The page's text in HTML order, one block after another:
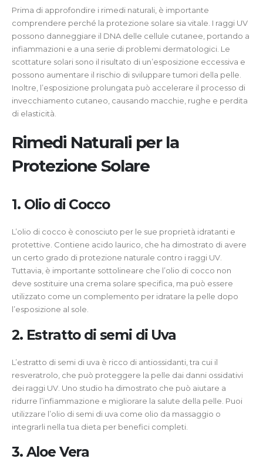
Prima di approfondire i rimedi naturali, è importante
comprendere perché la protezione solare sia vitale. I raggi UV
possono danneggiare il DNA delle cellule cutanee, portando a
infiammazioni e a una serie di problemi dermatologici. Le
scottature solari sono il risultato di un’esposizione eccessiva e
possono aumentare il rischio di sviluppare tumori della pelle.
Inoltre, l’esposizione prolungata può accelerare il processo di
invecchiamento cutaneo, causando macchie, rughe e perdita
di elasticità.
Rimedi Naturali per la
Protezione Solare
1. Olio di Cocco
L’olio di cocco è conosciuto per le sue proprietà idratanti e
protettive. Contiene acido laurico, che ha dimostrato di avere
un certo grado di protezione naturale contro i raggi UV.
Tuttavia, è importante sottolineare che l’olio di cocco non
deve sostituire una crema solare specifica, ma può essere
utilizzato come un complemento per idratare la pelle dopo
l’esposizione al sole.
2. Estratto di semi di Uva
L’estratto di semi di uva è ricco di antiossidanti, tra cui il
resveratrolo, che può proteggere la pelle dai danni ossidativi
dei raggi UV. Uno studio ha dimostrato che può aiutare a
ridurre l’infiammazione e migliorare la salute della pelle. Puoi
utilizzare l’olio di semi di uva come olio da massaggio o
integrarli nella tua dieta per benefici completi.
3. Aloe Vera